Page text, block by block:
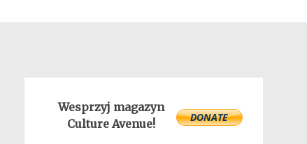
Wesprzyj magazyn
Culture Avenue!